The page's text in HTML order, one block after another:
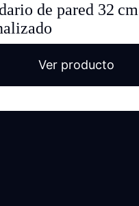
de pared 32 cm
Ver producto